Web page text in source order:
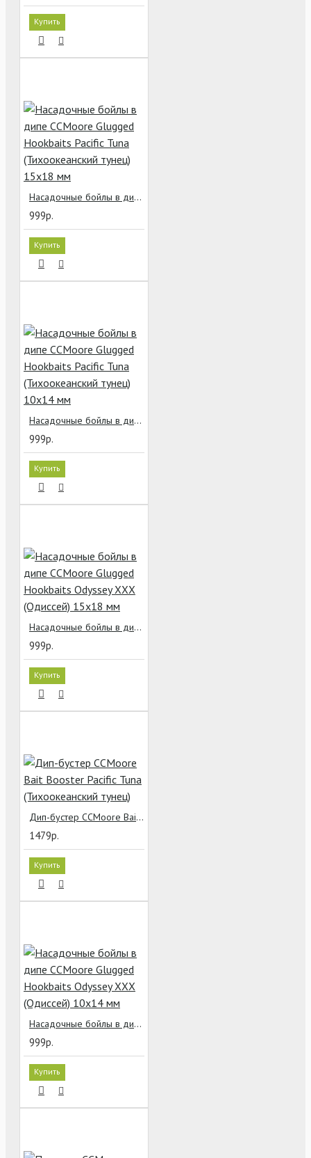
Купить
Насадочные бойлы в дипе CCMoore Glugged Hookbaits Pacific Tuna (Тихоокеанский тунец) 15х18 мм
999р.
Купить
Насадочные бойлы в дипе CCMoore Glugged Hookbaits Pacific Tuna (Тихоокеанский тунец) 10х14 мм
999р.
Купить
Насадочные бойлы в дипе CCMoore Glugged Hookbaits Odyssey XXX (Одиссей) 15х18 мм
999р.
Купить
Дип-бустер CCMoore Bait Booster Pacific Tuna (Тихоокеанский тунец)
1479р.
Купить
Насадочные бойлы в дипе CCMoore Glugged Hookbaits Odyssey XXX (Одиссей) 10х14 мм
999р.
Купить